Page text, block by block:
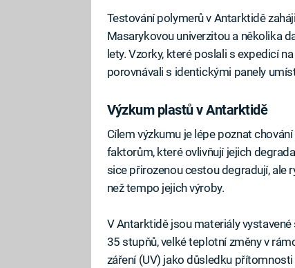
Testování polymerů v Antarktidě
Masarykovou univerzitou a několika
lety. Vzorky, které poslali s expedicí
porovnávali s identickými panely
Výzkum plastů v Antarktidě
Cílem výzkumu je lépe poznat
faktorům, které ovlivňují jejich
sice přirozenou cestou degradují, ale
než tempo jejich výroby.
V Antarktidě jsou materiály
35 stupňů, velké teplotní změny v
záření (UV) jako důsledku přítomnosti